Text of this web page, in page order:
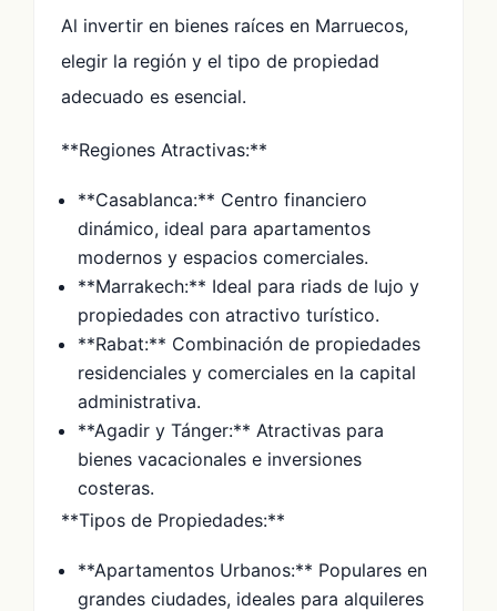
Al invertir en bienes raíces en Marruecos,
elegir la región y el tipo de propiedad
adecuado es esencial.
**Regiones Atractivas:**
**Casablanca:** Centro financiero
dinámico, ideal para apartamentos
modernos y espacios comerciales.
**Marrakech:** Ideal para riads de lujo y
propiedades con atractivo turístico.
**Rabat:** Combinación de propiedades
residenciales y comerciales en la capital
administrativa.
**Agadir y Tánger:** Atractivas para
bienes vacacionales e inversiones
costeras.
**Tipos de Propiedades:**
**Apartamentos Urbanos:** Populares en
grandes ciudades, ideales para alquileres